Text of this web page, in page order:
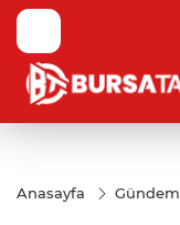
Anasayfa Gündem